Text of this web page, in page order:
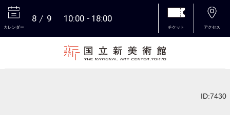
カレンダー
8 9 10:00 18:00
チケット アクセス
ID:7430